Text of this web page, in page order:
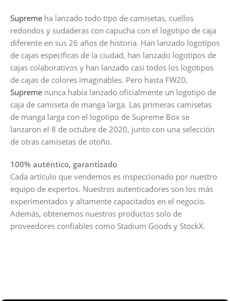
Supreme ha lanzado todo tipo de camisetas, cuellos
redondos y sudaderas con capucha con el logotipo de caja
diferente en sus 26 años de historia. Han lanzado logotipos
de cajas específicas de la ciudad, han lanzado logotipos de
cajas colaborativos y han lanzado casi todos los logotipos
de cajas de colores imaginables. Pero hasta FW20,
Supreme nunca había lanzado oficialmente un logotipo de
caja de camiseta de manga larga. Las primeras camisetas
de manga larga con el logotipo de Supreme Box se
lanzaron el 8 de octubre de 2020, junto con una selección
de otras camisetas de otoño.
100% auténtico, garantizado
Cada artículo que vendemos es inspeccionado por nuestro
equipo de expertos. Nuestros autenticadores son los más
experimentados y altamente capacitados en el negocio.
Además, obtenemos nuestros productos solo de
proveedores confiables como Stadium Goods y StockX.